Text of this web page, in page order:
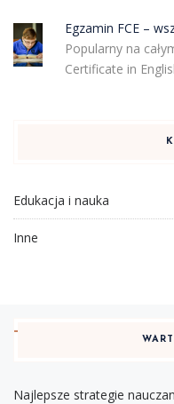
Egzamin FCE –
Popularny na
Certificate in
Edukacja i nauka
Inne
Najlepsze strategie